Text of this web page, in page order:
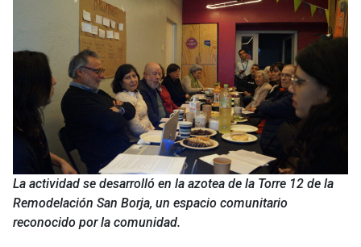
La actividad se desarrolló en la azotea de la Torre 12 de la
Remodelación San Borja, un espacio comunitario
reconocido por la comunidad.